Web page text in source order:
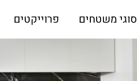
סוגי משטחים פרוייקטים